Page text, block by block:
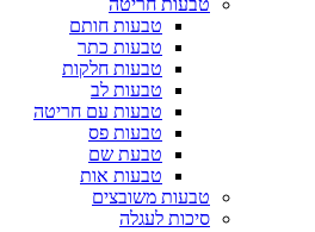
טבעות חותם
טבעות כתר
טבעות חלקות
טבעות לב
טבעות עם חריטה
טבעות פס
טבעת שם
טבעות אות
טבעות משובצים
סיכות לעגלה